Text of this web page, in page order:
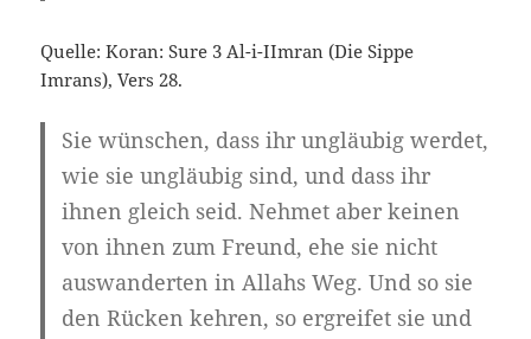
Quelle: Koran: Sure 3 Al-i-IImran (Die Sippe
Imrans), Vers 28.
Sie wünschen, dass ihr ungläubig werdet,
wie sie ungläubig sind, und dass ihr
ihnen gleich seid. Nehmet aber keinen
von ihnen zum Freund, ehe sie nicht
auswanderten in Allahs Weg. Und so sie
den Rücken kehren, so ergreifet sie und